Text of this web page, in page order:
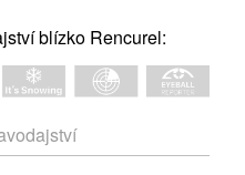
blízko Rencurel: